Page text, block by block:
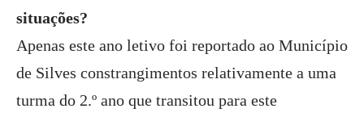
situações?
Apenas este ano letivo foi reportado ao Município
de Silves constrangimentos relativamente a uma
turma do 2.º ano que transitou para este